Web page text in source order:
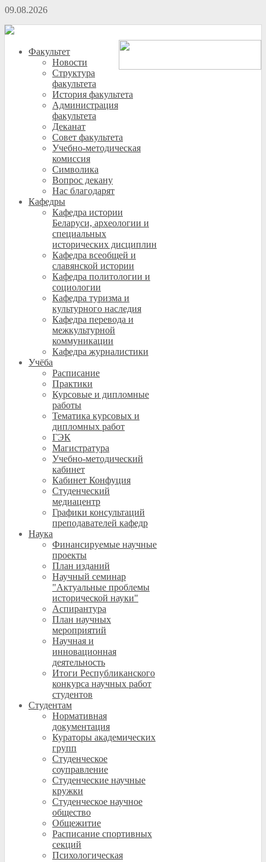
09.08.2026
Факультет
Новости
Структура
факультета
История факультета
Администрация
факультета
Деканат
Совет факультета
Учебно-методическая
комиссия
Символика
Вопрос декану
Нас благодарят
Кафедры
Кафедра истории
Беларуси, археологии и
специальных
исторических дисциплин
Кафедра всеобщей и
славянской истории
Кафедра политологии и
социологии
Кафедра туризма и
культурного наследия
Кафедра перевода и
межкультурной
коммуникации
Кафедра журналистики
Учёба
Расписание
Практики
Курсовые и дипломные
работы
Тематика курсовых и
дипломных работ
ГЭК
Магистратура
Учебно-методический
кабинет
Кабинет Конфуция
Студенческий
медиацентр
Графики консультаций
преподавателей кафедр
Наука
Финансируемые научные
проекты
План изданий
Научный семинар
"Актуальные проблемы
исторической науки"
Аспирантура
План научных
мероприятий
Научная и
инновационная
деятельность
Итоги Республиканского
конкурса научных работ
студентов
Студентам
Нормативная
документация
Кураторы академических
групп
Студенческое
соуправление
Студенческие научные
кружки
Студенческое научное
общество
Общежитие
Расписание спортивных
секций
Психологическая